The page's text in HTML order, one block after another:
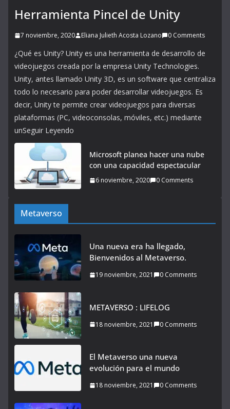
Herramienta Pincel de Unity
7 noviembre, 2020 Eliana Julieth Acosta Lozano 0 Comments
¿Qué es Unity? Unity es una herramienta de desarrollo de
videojuegos creada por la empresa Unity Technologies.
Unity, antes llamado Unity 3D, es un software que centraliza
todo lo necesario para poder desarrollar videojuegos. Es
decir, Unity te permite crear videojuegos para diversas
plataformas (PC, videoconsolas, móviles, etc.) mediante
unSeguir Leyendo
Microsoft planea hacer una nube
con una capacidad espectacular
6 noviembre, 2020 0 Comments
Metaverso
Una nueva era ha llegado,
Bienvenidos al Metaverso.
19 noviembre, 2021 0 Comments
METAVERSO : LIFELOG
18 noviembre, 2021 0 Comments
El Metaverso una nueva
evolución para el mundo
18 noviembre, 2021 0 Comments